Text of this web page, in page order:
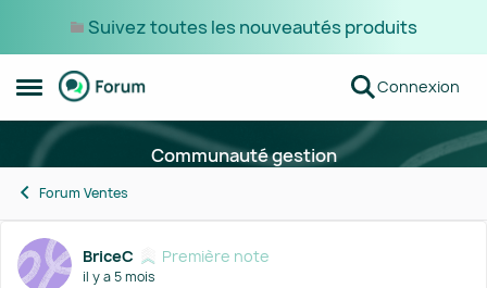
Suivez toutes les nouveautés produits
Ouvrir Menu Latéral
Passer au contenu Connexion
Communauté gestion
Forum Ventes
Forum Discussion
BriceC Première note
il y a 5 mois